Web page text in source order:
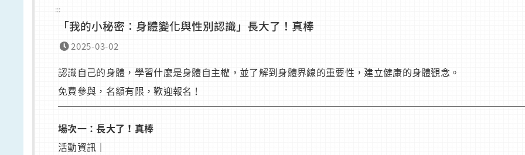
:::
「我的小秘密：身體變化與性別認識」長大了！真棒
2025-03-02
認識自己的身體，學習什麼是身體自主權，並了解到身體界線的重要性，建立健康的身體觀念。
免費參與，名額有限，歡迎報名！
場次一：長大了！真棒
活動資訊｜